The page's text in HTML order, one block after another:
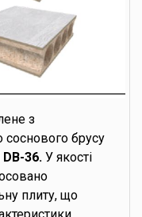
з
соснового брусу
36. У якості
плиту, що